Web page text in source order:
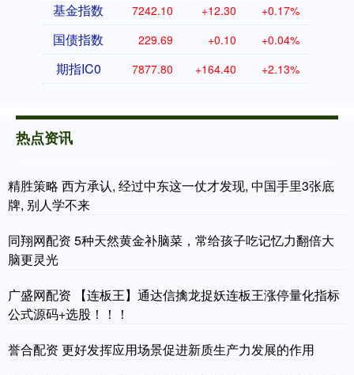
基金指数 7242.10 +12.30 +0.17%
国债指数 229.69 +0.10 +0.04%
期指IC0 7877.80 +164.40 +2.13%
热点资讯
精胜策略 西方承认, 经过中东这一仗才发现, 中国手里3张底
牌, 别人学不来
同翔网配资 5种天然黄金补脑菜，常给孩子吃记忆力翻倍大
脑更灵光
广盛网配资 【连板王】通达信擒龙捉妖连板王涨停量化指标
公式源码+选股！！！
誉合配资 更好发挥应用场景促进新质生产力发展的作用